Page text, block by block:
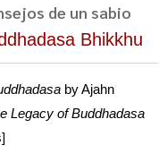
de un sabio
Bhikkhu
by Ajahn
Legacy of Buddhadasa